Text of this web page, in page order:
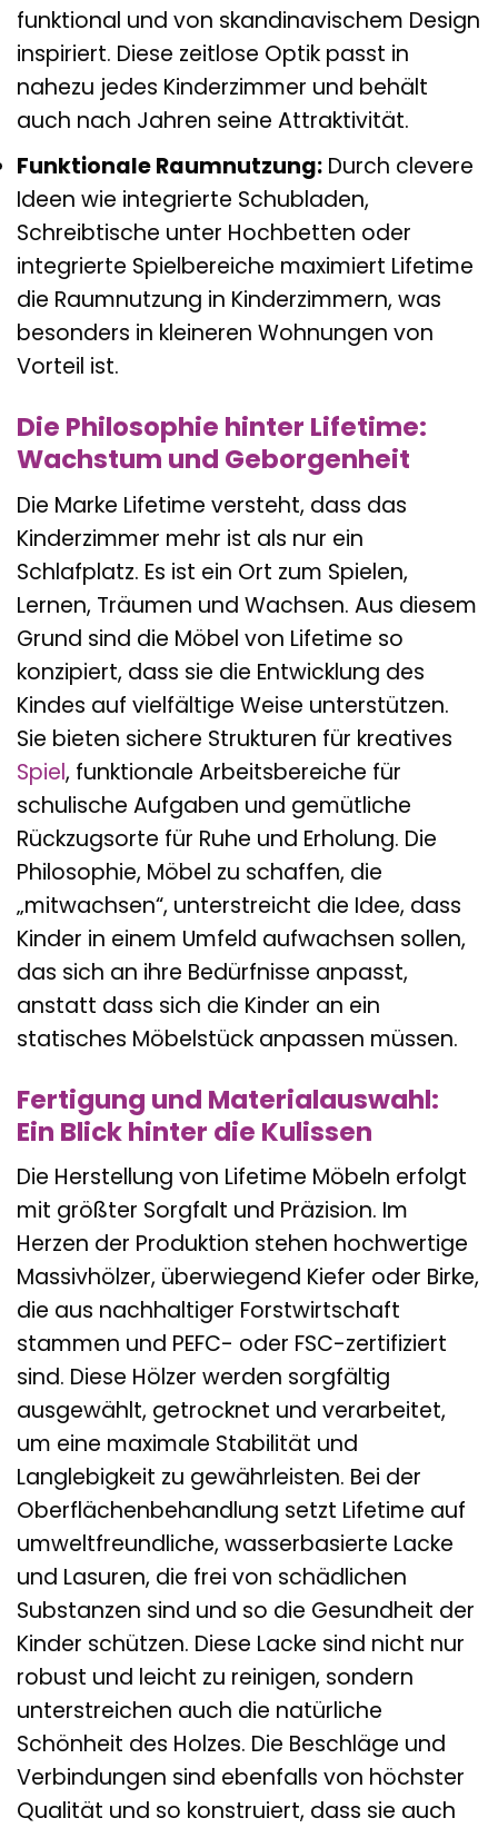
funktional und von skandinavischem Design
inspiriert. Diese zeitlose Optik passt in
nahezu jedes Kinderzimmer und behält
auch nach Jahren seine Attraktivität.
Funktionale Raumnutzung: Durch clevere
Ideen wie integrierte Schubladen,
Schreibtische unter Hochbetten oder
integrierte Spielbereiche maximiert Lifetime
die Raumnutzung in Kinderzimmern, was
besonders in kleineren Wohnungen von
Vorteil ist.
Die Philosophie hinter Lifetime:
Wachstum und Geborgenheit
Die Marke Lifetime versteht, dass das
Kinderzimmer mehr ist als nur ein
Schlafplatz. Es ist ein Ort zum Spielen,
Lernen, Träumen und Wachsen. Aus diesem
Grund sind die Möbel von Lifetime so
konzipiert, dass sie die Entwicklung des
Kindes auf vielfältige Weise unterstützen.
Sie bieten sichere Strukturen für kreatives
Spiel, funktionale Arbeitsbereiche für
schulische Aufgaben und gemütliche
Rückzugsorte für Ruhe und Erholung. Die
Philosophie, Möbel zu schaffen, die
„mitwachsen“, unterstreicht die Idee, dass
Kinder in einem Umfeld aufwachsen sollen,
das sich an ihre Bedürfnisse anpasst,
anstatt dass sich die Kinder an ein
statisches Möbelstück anpassen müssen.
Fertigung und Materialauswahl:
Ein Blick hinter die Kulissen
Die Herstellung von Lifetime Möbeln erfolgt
mit größter Sorgfalt und Präzision. Im
Herzen der Produktion stehen hochwertige
Massivhölzer, überwiegend Kiefer oder Birke,
die aus nachhaltiger Forstwirtschaft
stammen und PEFC- oder FSC-zertifiziert
sind. Diese Hölzer werden sorgfältig
ausgewählt, getrocknet und verarbeitet,
um eine maximale Stabilität und
Langlebigkeit zu gewährleisten. Bei der
Oberflächenbehandlung setzt Lifetime auf
umweltfreundliche, wasserbasierte Lacke
und Lasuren, die frei von schädlichen
Substanzen sind und so die Gesundheit der
Kinder schützen. Diese Lacke sind nicht nur
robust und leicht zu reinigen, sondern
unterstreichen auch die natürliche
Schönheit des Holzes. Die Beschläge und
Verbindungen sind ebenfalls von höchster
Qualität und so konstruiert, dass sie auch